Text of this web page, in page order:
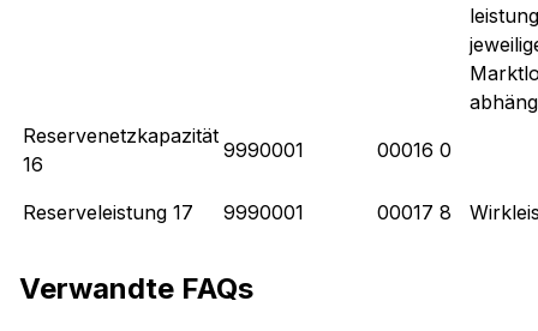
Reservenetzkapazität
16
9990001 00016 0
Reserveleistung 17 9990001 00017 8
Verwandte FAQs